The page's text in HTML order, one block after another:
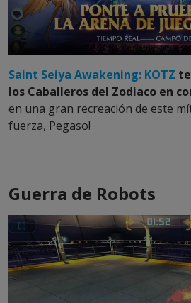
Saint Seiya Awakening: KOTZ
los Caballeros del Zodiaco en
en una gran recreación de este
fuerza, Pegaso!
Guerra de Robots